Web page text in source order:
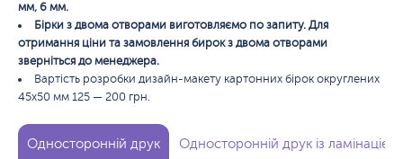
мм, 6 мм.
Бірки з двома отворами виготовляємо по запиту. Для
отримання ціни та замовлення бирок з двома отворами
зверніться до менеджера.
Вартість розробки дизайн-макету картонних бірок округлених
45х50 мм 125 — 200 грн.
Односторонній друк Односторонній друк із ламінацією